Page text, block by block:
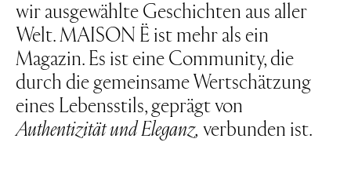
wir ausgewählte Geschichten aus aller
Welt. MAISON Ë ist mehr als ein
Magazin. Es ist eine Community, die
durch die gemeinsame Wertschätzung
eines Lebensstils, geprägt von
Authentizität und Eleganz, verbunden ist.